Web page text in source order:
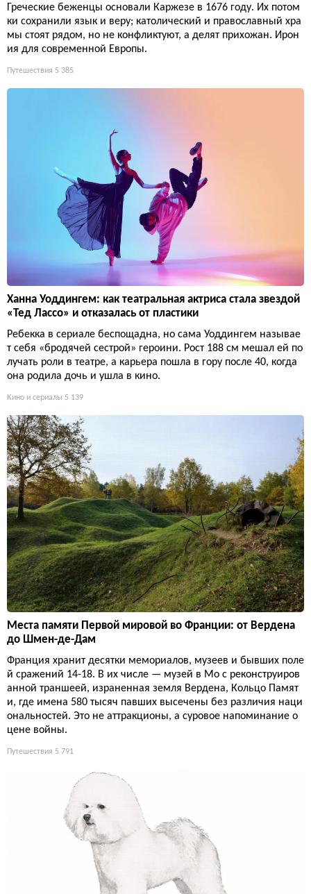
Греческие беженцы основали Каржезе в 1676 году. Их потом
ки сохранили язык и веру; католический и православный хра
мы стоят рядом, но не конфликтуют, а делят прихожан. Ирон
ия для современной Европы.
Путешествия 5 385
Ханна Уоддингем: как театральная актриса стала звездой
«Тед Лассо» и отказалась от пластики
Ребекка в сериале беспощадна, но сама Уоддингем называе
т себя «бродячей сестрой» героини. Рост 188 см мешал ей по
лучать роли в театре, а карьера пошла в гору после 40, когда
она родила дочь и ушла в кино.
Кино и сериалы 5 139
Места памяти Первой мировой во Франции: от Вердена
до Шмен-де-Дам
Франция хранит десятки мемориалов, музеев и бывших поле
й сражений 14-18. В их числе — музей в Мо с реконструиров
анной траншеей, израненная земля Вердена, Кольцо Памят
и, где имена 580 тысяч павших высечены без различия наци
ональностей. Это не аттракционы, а суровое напоминание о
цене войны.
Путешествия 5 791